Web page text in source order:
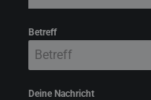
Betreff
Betreff
Deine Nachricht